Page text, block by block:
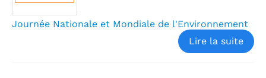
Journée Nationale et Mondiale de l'Environnement
Lire la suite